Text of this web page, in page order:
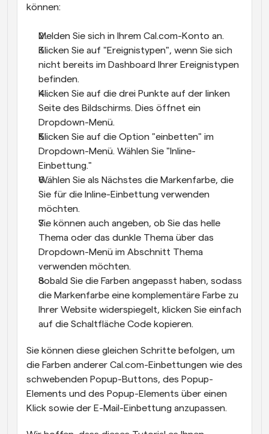
können:
Melden Sie sich in Ihrem Cal.com-Konto an.
Klicken Sie auf "Ereignistypen", wenn Sie sich
nicht bereits im Dashboard Ihrer Ereignistypen
befinden.
Klicken Sie auf die drei Punkte auf der linken
Seite des Bildschirms. Dies öffnet ein
Dropdown-Menü.
Klicken Sie auf die Option "einbetten" im
Dropdown-Menü. Wählen Sie "Inline-
Einbettung."
Wählen Sie als Nächstes die Markenfarbe, die
Sie für die Inline-Einbettung verwenden
möchten.
Sie können auch angeben, ob Sie das helle
Thema oder das dunkle Thema über das
Dropdown-Menü im Abschnitt Thema
verwenden möchten.
Sobald Sie die Farben angepasst haben, sodass
die Markenfarbe eine komplementäre Farbe zu
Ihrer Website widerspiegelt, klicken Sie einfach
auf die Schaltfläche Code kopieren.
Sie können diese gleichen Schritte befolgen, um
die Farben anderer Cal.com-Einbettungen wie des
schwebenden Popup-Buttons, des Popup-
Elements und des Popup-Elements über einen
Klick sowie der E-Mail-Einbettung anzupassen.